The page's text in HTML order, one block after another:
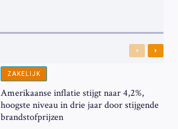
Previous
Next
ZAKELIJK
Amerikaanse inflatie stijgt naar 4,2%,
hoogste niveau in drie jaar door stijgende
brandstofprijzen